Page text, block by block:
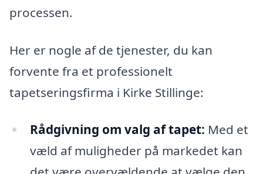
processen.
Her er nogle af de tjenester, du kan
forvente fra et professionelt
tapetseringsfirma i Kirke Stillinge:
Rådgivning om valg af tapet: Med et
væld af muligheder på markedet kan